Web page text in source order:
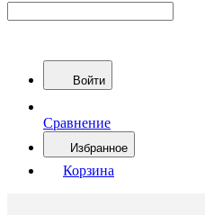
Войти
Сравнение
Избранное
Корзина